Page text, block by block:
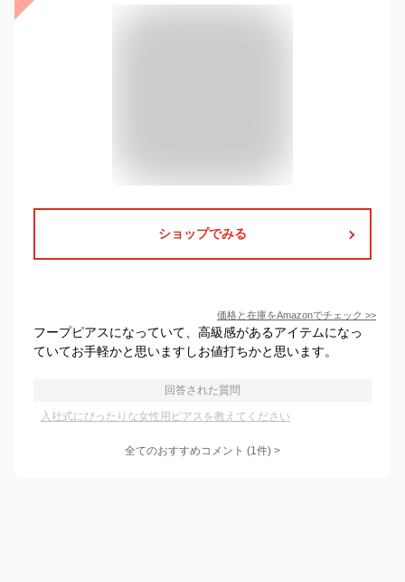
ショップでみる
価格と在庫をAmazonでチェック >>
フープピアスになっていて、高級感があるアイテムになっ
ていてお手軽かと思いますしお値打ちかと思います。
回答された質問
入社式にぴったりな女性用ピアスを教えてください
全てのおすすめコメント (1件) >